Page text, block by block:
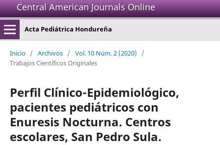
Central American Journals Online
Acta Pediátrica Hondureña
Inicio / Archivos / Vol. 10 Núm. 2 (2020)
/
Trabajos Científicos Originales
Perfil Clínico-Epidemiológico,
pacientes pediátricos con
Enuresis Nocturna. Centros
escolares, San Pedro Sula.